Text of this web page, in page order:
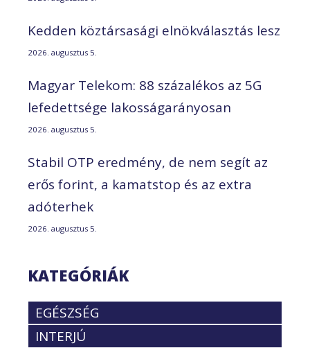
Kedden köztársasági elnökválasztás lesz
2026. augusztus 5.
Magyar Telekom: 88 százalékos az 5G
lefedettsége lakosságarányosan
2026. augusztus 5.
Stabil OTP eredmény, de nem segít az
erős forint, a kamatstop és az extra
adóterhek
2026. augusztus 5.
KATEGÓRIÁK
EGÉSZSÉG
INTERJÚ